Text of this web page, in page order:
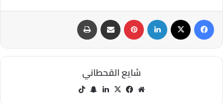
فيسبوك ‫X لينكدإن بينتيريست مشاركة عبر البريد طباعة
شايع القحطاني
مو في ‫X لينك سنا